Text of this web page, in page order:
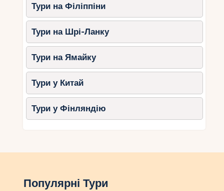
Тури на Філіппіни
Тури на Шрі-Ланку
Тури на Ямайку
Тури у Китай
Тури у Фінляндію
Популярні Тури